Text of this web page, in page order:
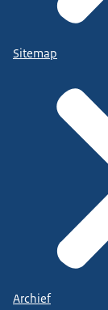
Sitemap
Archief